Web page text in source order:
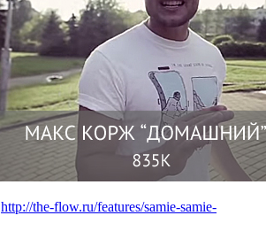
http://the-flow.ru/features/samie-samie-